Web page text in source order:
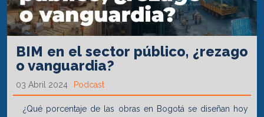
BIM en el sector público, ¿rezago
o vanguardia?
03 Abril 2024 Podcast
¿Qué porcentaje de las obras en Bogotá se diseñan hoy